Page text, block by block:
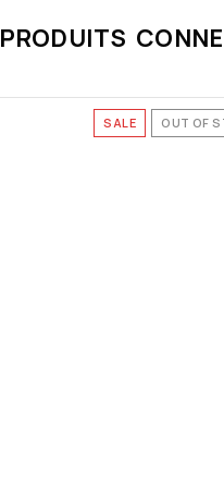
PRODUITS
SALE OUT OF